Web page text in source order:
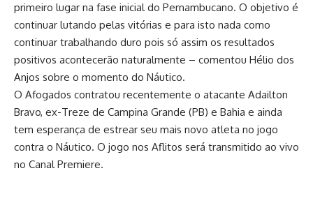
primeiro lugar na fase inicial do Pernambucano. O objetivo é
continuar lutando pelas vitórias e para isto nada como
continuar trabalhando duro pois só assim os resultados
positivos acontecerão naturalmente – comentou Hélio dos
Anjos sobre o momento do Náutico.
O Afogados contratou recentemente o atacante Adailton
Bravo, ex-Treze de Campina Grande (PB) e Bahia e ainda
tem esperança de estrear seu mais novo atleta no jogo
contra o Náutico. O jogo nos Aflitos será transmitido ao vivo
no Canal Premiere.